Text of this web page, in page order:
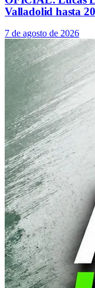
Valladolid hasta
7 de agosto de 2026